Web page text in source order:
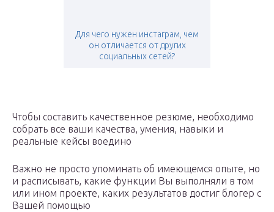
Для чего нужен инстаграм, чем
он отличается от других
социальных сетей?
Чтобы составить качественное резюме, необходимо
собрать все ваши качества, умения, навыки и
реальные кейсы воедино
Важно не просто упоминать об имеющемся опыте, но
и расписывать, какие функции Вы выполняли в том
или ином проекте, каких результатов достиг блогер с
Вашей помощью